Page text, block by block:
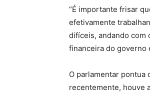
“É importante frisar
efetivamente
difíceis, andando com
financeira do governo
O parlamentar pontua
recentemente, houve